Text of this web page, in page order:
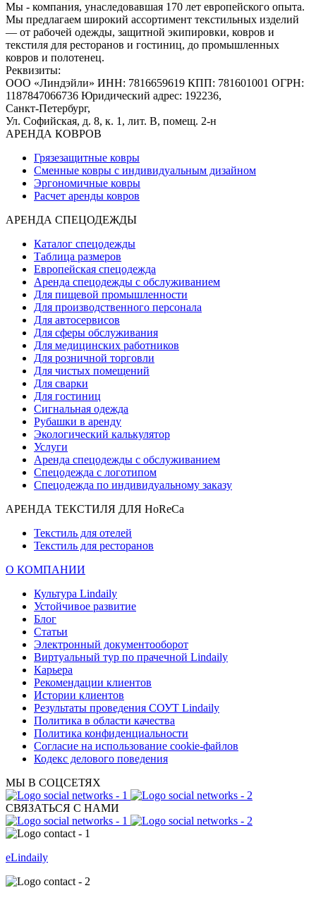
Мы - компания, унаследовавшая 170 лет европейского опыта.
Мы предлагаем широкий ассортимент текстильных изделий
— от рабочей одежды, защитной экипировки, ковров и
текстиля для ресторанов и гостиниц, до промышленных
ковров и полотенец.
Реквизиты:
ООО «Линдэйли» ИНН: 7816659619 КПП: 781601001 ОГРН:
1187847066736 Юридический адрес: 192236,
Санкт-Петербург,
Ул. Софийская, д. 8, к. 1, лит. В, помещ. 2-н
АРЕНДА КОВРОВ
Грязезащитные ковры
Сменные ковры с индивидуальным дизайном
Эргономичные ковры
Расчет аренды ковров
АРЕНДА СПЕЦОДЕЖДЫ
Каталог спецодежды
Таблица размеров
Европейская спецодежда
Аренда спецодежды с обслуживанием
Для пищевой промышленности
Для производственного персонала
Для автосервисов
Для сферы обслуживания
Для медицинских работников
Для розничной торговли
Для чистых помещений
Для сварки
Для гостиниц
Сигнальная одежда
Рубашки в аренду
Экологический калькулятор
Услуги
Аренда спецодежды с обслуживанием
Спецодежда с логотипом
Спецодежда по индивидуальному заказу
АРЕНДА ТЕКСТИЛЯ ДЛЯ HoReCa
Текстиль для отелей
Текстиль для ресторанов
О КОМПАНИИ
Культура Lindaily
Устойчивое развитие
Блог
Статьи
Электронный документооборот
Виртуальный тур по прачечной Lindaily
Карьера
Рекомендации клиентов
Истории клиентов
Результаты проведения СОУТ Lindaily
Политика в области качества
Политика конфиденциальности
Согласие на использование cookie-файлов
Кодекс делового поведения
МЫ В СОЦСЕТЯХ
СВЯЗАТЬСЯ С НАМИ
eLindaily